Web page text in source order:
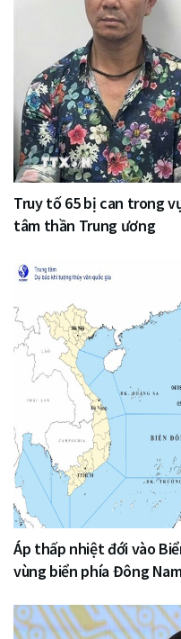
Truy tố 65 bị can trong
tâm thần Trung ương
Áp thấp nhiệt đới vào
vùng biển phía Đông